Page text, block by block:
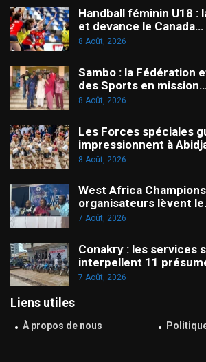
Handball féminin U18 :
et devance le Canada…
8 Août, 2026
Sambo : la Fédération
des Sports en
8 Août, 2026
Les Forces spéciales
impressionnent à
8 Août, 2026
West Africa
organisateurs lèvent
7 Août, 2026
Conakry : les services
interpellent 11
7 Août, 2026
Liens utiles
À propos de nous